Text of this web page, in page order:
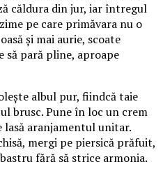
căldura din jur, iar întregul
pe care primăvara nu o
și mai aurie, scoate
să pară pline, aproape
albul pur, fiindcă taie
brusc. Pune în loc un crem
lasă aranjamentul unitar.
mergi pe piersică prăfuit,
fără să strice armonia.